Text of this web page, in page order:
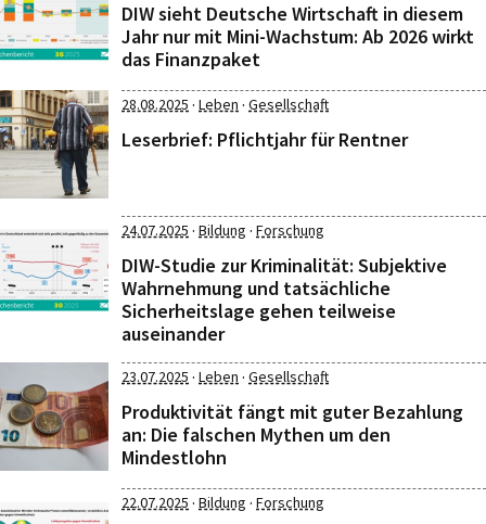
DIW sieht Deutsche Wirtschaft in diesem
Jahr nur mit Mini-Wachstum: Ab 2026 wirkt
das Finanzpaket
28.08.2025 · Leben · Gesellschaft
Leserbrief: Pflichtjahr für Rentner
24.07.2025 · Bildung · Forschung
DIW-Studie zur Kriminalität: Subjektive
Wahrnehmung und tatsächliche
Sicherheitslage gehen teilweise
auseinander
23.07.2025 · Leben · Gesellschaft
Produktivität fängt mit guter Bezahlung
an: Die falschen Mythen um den
Mindestlohn
22.07.2025 · Bildung · Forschung